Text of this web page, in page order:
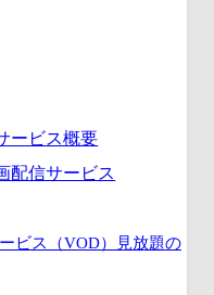
ービス概要
配信サービス
ビス（VOD）見放題の